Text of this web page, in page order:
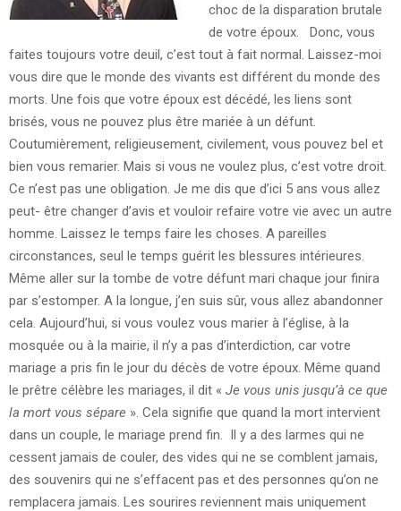
choc de la disparation brutale
de votre époux. Donc, vous
faites toujours votre deuil, c’est tout à fait normal. Laissez-moi
vous dire que le monde des vivants est différent du monde des
morts. Une fois que votre époux est décédé, les liens sont
brisés, vous ne pouvez plus être mariée à un défunt.
Coutumièrement, religieusement, civilement, vous pouvez bel et
bien vous remarier. Mais si vous ne voulez plus, c’est votre droit.
Ce n’est pas une obligation. Je me dis que d’ici 5 ans vous allez
peut- être changer d’avis et vouloir refaire votre vie avec un autre
homme. Laissez le temps faire les choses. A pareilles
circonstances, seul le temps guérit les blessures intérieures.
Même aller sur la tombe de votre défunt mari chaque jour finira
par s’estomper. A la longue, j’en suis sûr, vous allez abandonner
cela. Aujourd’hui, si vous voulez vous marier à l’église, à la
mosquée ou à la mairie, il n’y a pas d’interdiction, car votre
mariage a pris fin le jour du décès de votre époux. Même quand
le prêtre célèbre les mariages, il dit « Je vous unis jusqu’à ce que
la mort vous sépare ». Cela signifie que quand la mort intervient
dans un couple, le mariage prend fin. Il y a des larmes qui ne
cessent jamais de couler, des vides qui ne se comblent jamais,
des souvenirs qui ne s’effacent pas et des personnes qu’on ne
remplacera jamais. Les sourires reviennent mais uniquement